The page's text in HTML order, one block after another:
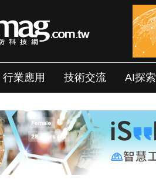
行業應用 技術交流 AI探索